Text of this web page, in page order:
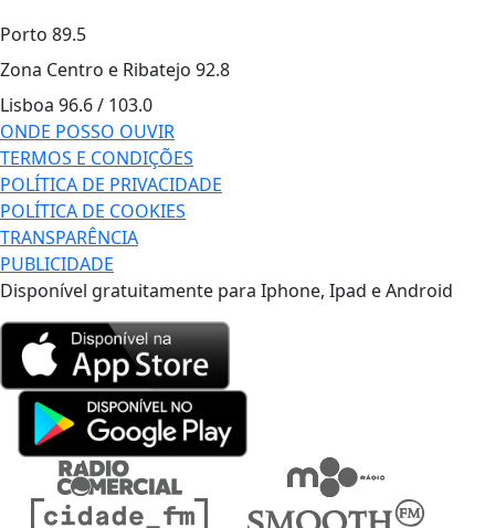
Porto 89.5
Zona Centro e Ribatejo 92.8
Lisboa 96.6 / 103.0
ONDE POSSO OUVIR
TERMOS E CONDIÇÕES
POLÍTICA DE PRIVACIDADE
POLÍTICA DE COOKIES
TRANSPARÊNCIA
PUBLICIDADE
Disponível gratuitamente para Iphone, Ipad e Android